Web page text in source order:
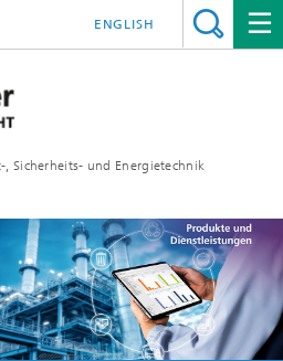
Sicherheits- und Energietechnik
ENGLISH